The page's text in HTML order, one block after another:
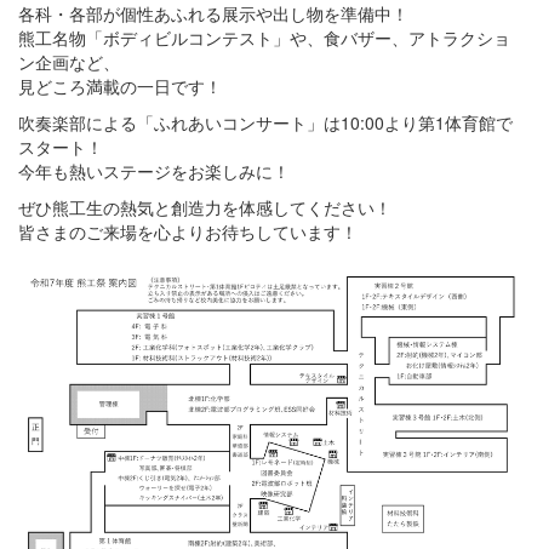
各科・各部が個性あふれる展示や出し物を準備中！
熊工名物「ボディビルコンテスト」や、食バザー、アトラクショ
ン企画など、
見どころ満載の一日です！
吹奏楽部による「ふれあいコンサート」は10:00より第1体育館で
スタート！
今年も熱いステージをお楽しみに！
ぜひ熊工生の熱気と創造力を体感してください！
皆さまのご来場を心よりお待ちしています！